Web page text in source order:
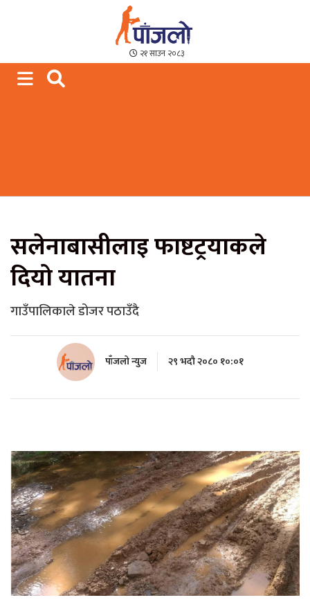
Paajalo News
We are from Far West Nepal
२१ साउन २०८३
सलेनाबासीलाइ फाष्टट्रयाकले
दियो यातना
गाउँपालिकाले डोजर पठाउँदै
पाँजलो न्युज २९ भदौ २०८० १०:०१